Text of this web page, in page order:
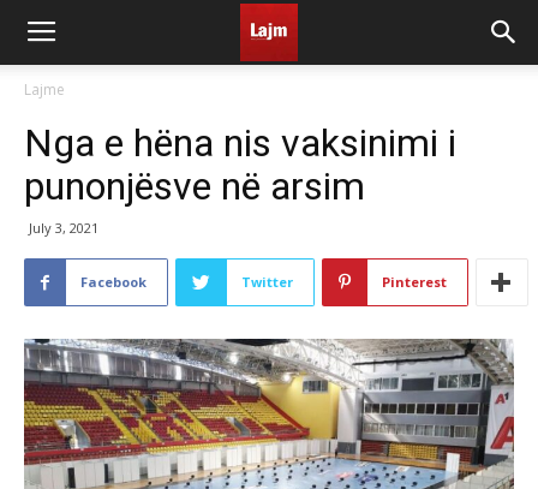
Lajme
Nga e hëna nis vaksinimi i
punonjësve në arsim
July 3, 2021
Facebook Twitter Pinterest